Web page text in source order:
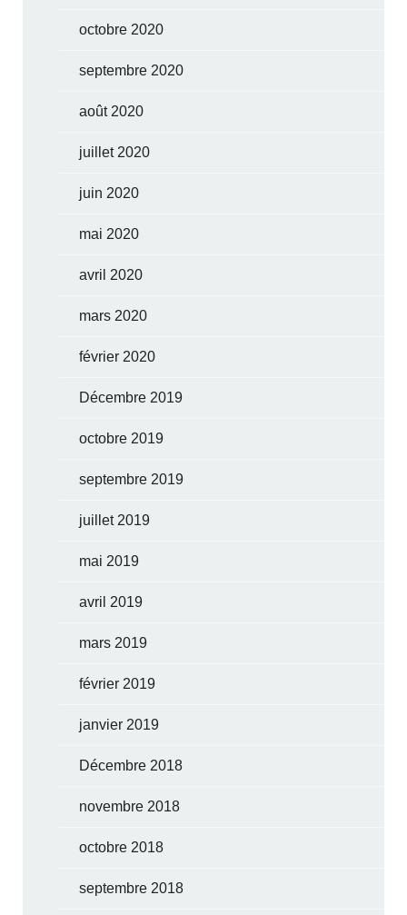
octobre 2020
septembre 2020
août 2020
juillet 2020
juin 2020
mai 2020
avril 2020
mars 2020
février 2020
Décembre 2019
octobre 2019
septembre 2019
juillet 2019
mai 2019
avril 2019
mars 2019
février 2019
janvier 2019
Décembre 2018
novembre 2018
octobre 2018
septembre 2018